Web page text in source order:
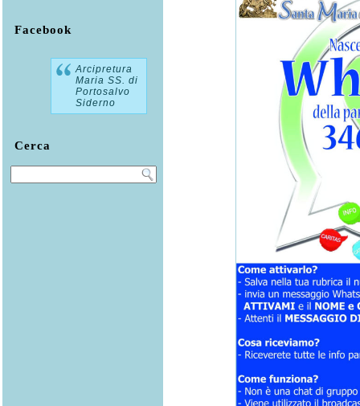
Facebook
Arcipretura
Maria SS. di
Portosalvo
Siderno
Cerca